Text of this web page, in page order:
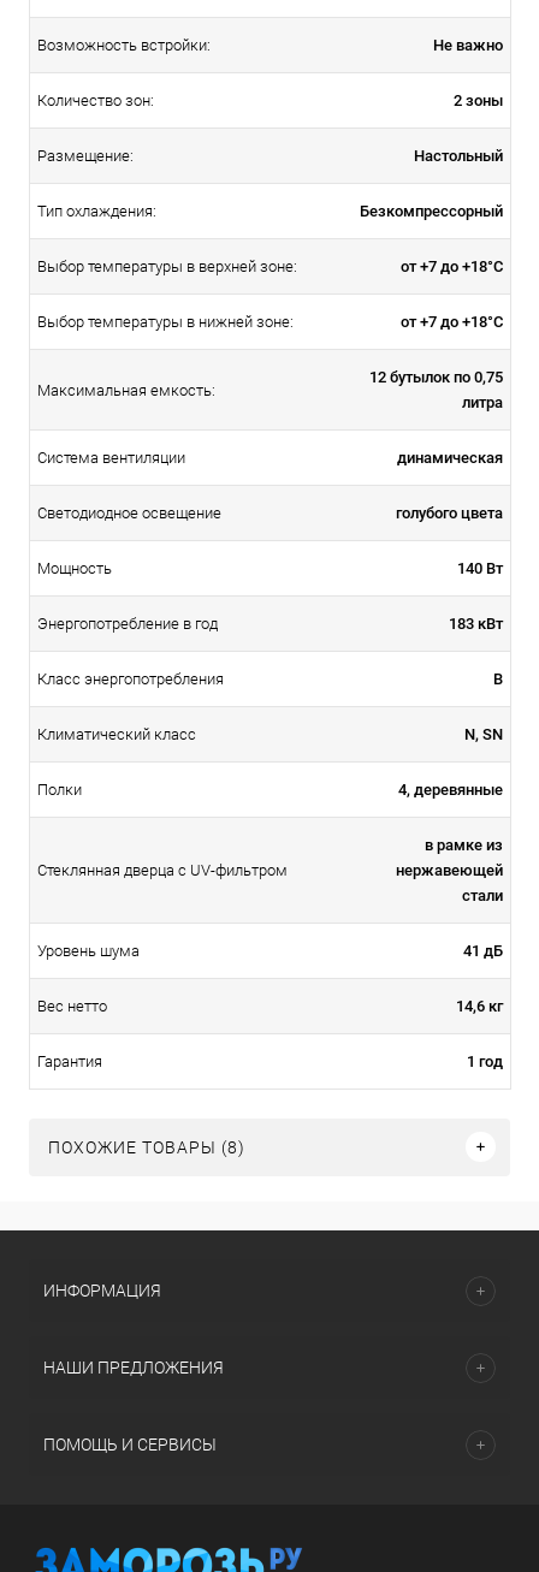
Возможность встройки: Не важно
Количество зон: 2 зоны
Размещение: Настольный
Тип охлаждения: Безкомпрессорный
Выбор температуры в верхней зоне: от +7 до +18°C
Выбор температуры в нижней зоне: от +7 до +18°C
Максимальная емкость:
12 бутылок по 0,75
литра
Система вентиляции динамическая
Светодиодное освещение голубого цвета
Мощность 140 Вт
Энергопотребление в год 183 кВт
Класс энергопотребления В
Климатический класс N, SN
Полки 4, деревянные
Стеклянная дверца с UV-фильтром
в рамке из
нержавеющей
стали
Уровень шума 41 дБ
Вес нетто 14,6 кг
Гарантия 1 год
ПОХОЖИЕ ТОВАРЫ (8)
ИНФОРМАЦИЯ
НАШИ ПРЕДЛОЖЕНИЯ
ПОМОЩЬ И СЕРВИСЫ